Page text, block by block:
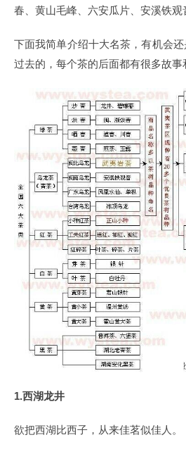
春、黄山毛峰、六安瓜片、安溪铁观
下面我简单介绍十大名茶，有机会
过去的，每个茶的后面都有很多故事
1.西湖龙井
欲把西湖比西子，从来佳茗似佳人。